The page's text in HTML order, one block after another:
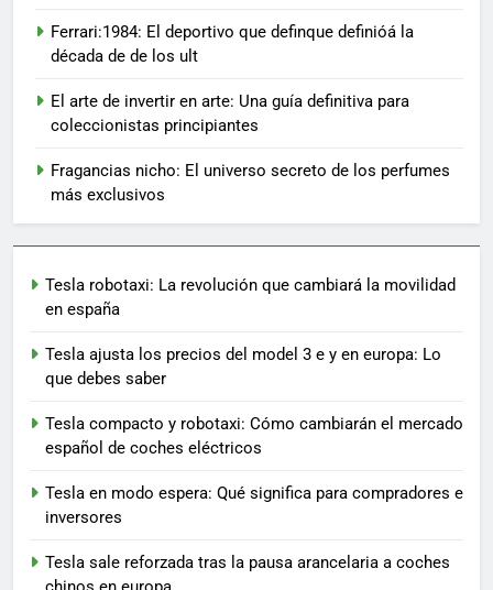
Ferrari:1984: El deportivo que definque definióá la
década de de los ult
El arte de invertir en arte: Una guía definitiva para
coleccionistas principiantes
Fragancias nicho: El universo secreto de los perfumes
más exclusivos
Tesla robotaxi: La revolución que cambiará la movilidad
en españa
Tesla ajusta los precios del model 3 e y en europa: Lo
que debes saber
Tesla compacto y robotaxi: Cómo cambiarán el mercado
español de coches eléctricos
Tesla en modo espera: Qué significa para compradores e
inversores
Tesla sale reforzada tras la pausa arancelaria a coches